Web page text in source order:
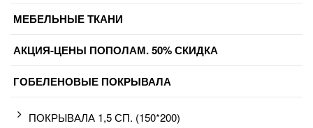
МЕБЕЛЬНЫЕ ТКАНИ
АКЦИЯ-ЦЕНЫ ПОПОЛАМ. 50% СКИДКА
ГОБЕЛЕНОВЫЕ ПОКРЫВАЛА
ПОКРЫВАЛА 1,5 СП. (150*200)